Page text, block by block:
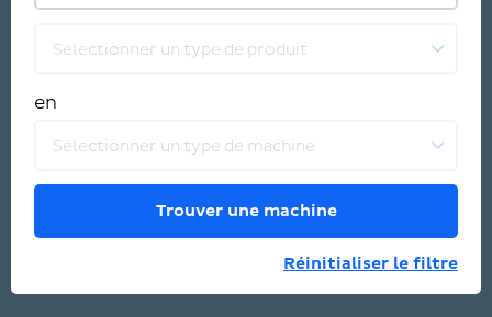
Sélectionner un type de produit
en
Sélectionner un type de machine
Trouver une machine
Réinitialiser le filtre